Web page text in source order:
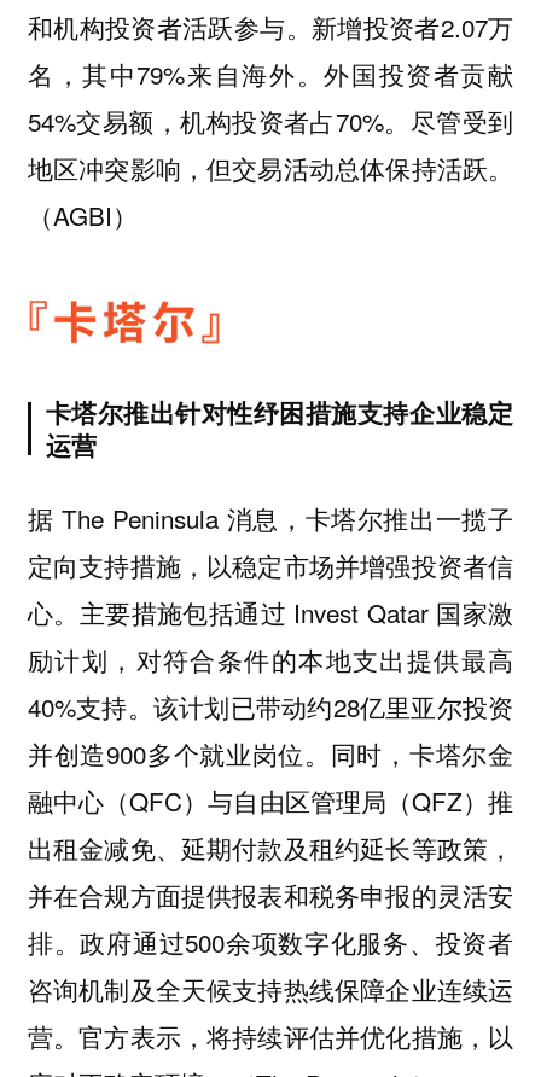
和机构投资者活跃参与。新增投资者2.07万
名，其中79%来自海外。外国投资者贡献
54%交易额，机构投资者占70%。尽管受到
地区冲突影响，但交易活动总体保持活跃。
（AGBI）
卡塔尔推出针对性纾困措施支持企业稳定
运营
据 The Peninsula 消息，卡塔尔推出一揽子
定向支持措施，以稳定市场并增强投资者信
心。主要措施包括通过 Invest Qatar 国家激
励计划，对符合条件的本地支出提供最高
40%支持。该计划已带动约28亿里亚尔投资
并创造900多个就业岗位。同时，卡塔尔金
融中心（QFC）与自由区管理局（QFZ）推
出租金减免、延期付款及租约延长等政策，
并在合规方面提供报表和税务申报的灵活安
排。政府通过500余项数字化服务、投资者
咨询机制及全天候支持热线保障企业连续运
营。官方表示，将持续评估并优化措施，以